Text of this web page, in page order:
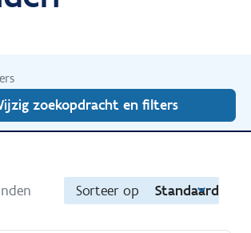
zoekopdracht en filters
Sorteer op Standaard